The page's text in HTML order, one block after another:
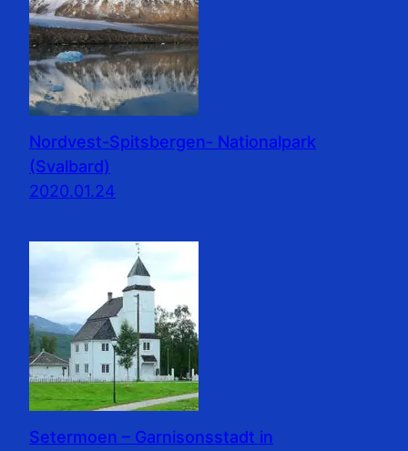
Nordvest-Spitsbergen- Nationalpark
(Svalbard)
2020.01.24
Setermoen – Garnisonsstadt in